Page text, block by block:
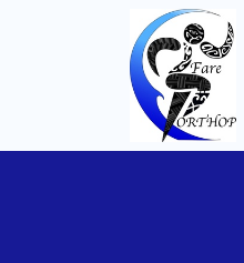
Se rendre au contenu